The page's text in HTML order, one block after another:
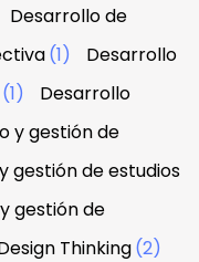
Desarrollo de
(1)
Desarrollo
(1)
Desarrollo
y gestión de
gestión de estudios
gestión de
Thinking(2)